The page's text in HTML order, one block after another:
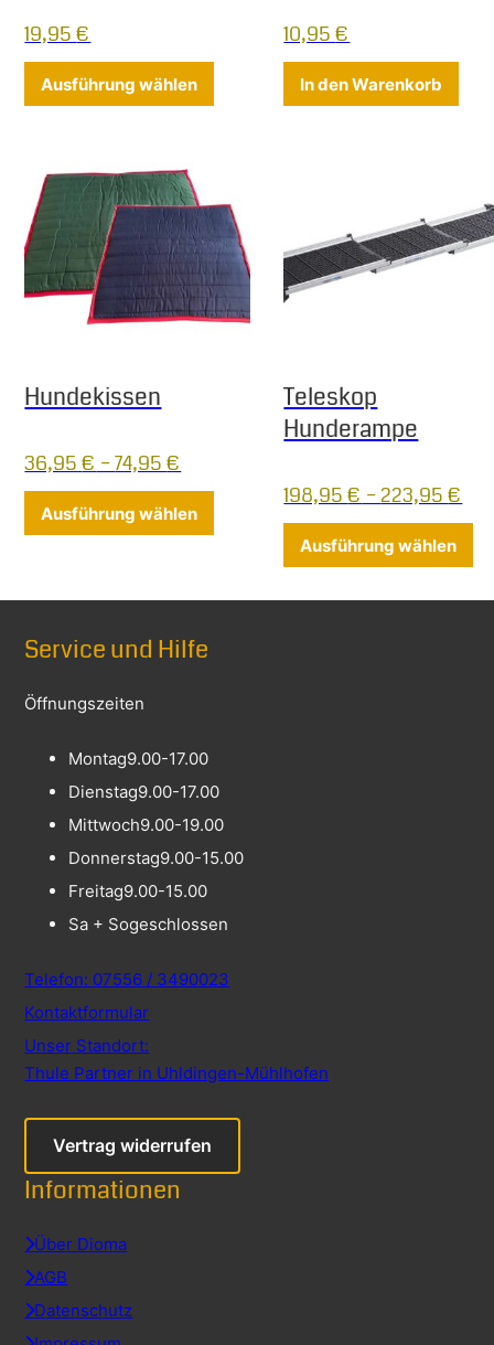
19,95€
Ausführung wählen Dieses Produkt weist mehrere
10,95€
In den Warenkorb
Hundekissen
36,95€ –74,95€
Ausführung wählen Dieses Produkt weist mehrere
Teleskop
Hunderampe
198,95€ –223,95€
Ausführung wählen
Service und Hilfe
Öffnungszeiten
Montag9.00-17.00
Dienstag9.00-17.00
Mittwoch9.00-19.00
Donnerstag9.00-15.00
Freitag9.00-15.00
Sa + Sogeschlossen
Telefon: 07556 / 3490023
Kontaktformular
Unser Standort:
Thule Partner in Uhldingen-Mühlhofen
Vertrag widerrufen
Informationen
Über Dioma
AGB
Datenschutz